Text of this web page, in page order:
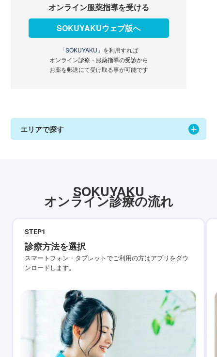
オンライン服薬指導を受ける
SOKUYAKUウェブ版へ
「SOKUYAKU」 を利用すれば
オンライン診療・服薬指導の受診から
お薬を郵送にて受け取る事が可能です
エリアで探す
SOKUYAKU
オンライン診療の流れ
STEP1
診療方法を選択
スマートフォン・タブレットでご利用の方はアプリをダウ
ンロードします。